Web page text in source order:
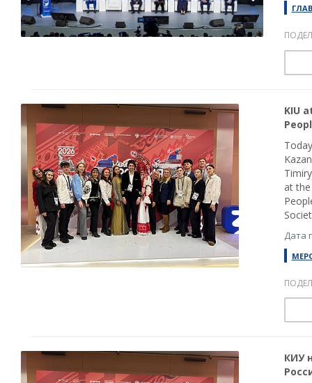
KIU
at
Дата
КИУ